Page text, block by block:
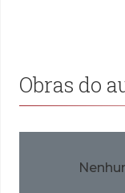
Obras do